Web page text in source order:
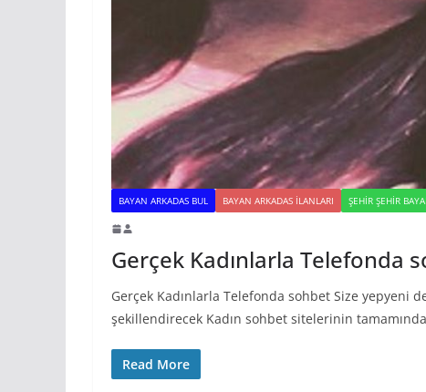
BAYAN ARKADAS BUL BAYAN ARKADAS ILANLARI ŞEHIR ŞEHIR
Gerçek Kadınlarla Telefonda
Gerçek Kadınlarla Telefonda sohbet Size yepyeni
şekillendirecek Kadın sohbet sitelerinin
Read More